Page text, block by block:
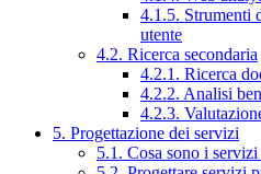
4.1.5. Strumenti
utente
4.2. Ricerca secondaria
4.2.1. Ricerca
4.2.2. Analisi
4.2.3.
5. Progettazione dei servizi
5.1. Cosa sono i